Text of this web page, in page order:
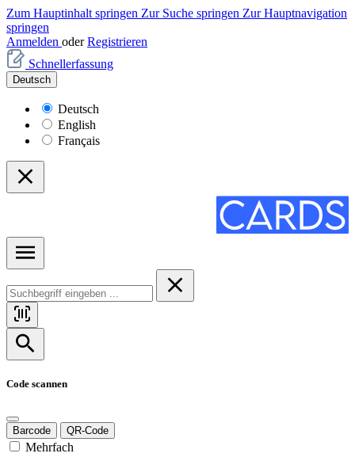
Zum Hauptinhalt springen Zur Suche springen Zur Hauptnavigation
springen
Anmelden oder Registrieren
Schnellerfassung
Deutsch
Deutsch
English
Français
Code scannen
Barcode QR-Code
Mehrfach